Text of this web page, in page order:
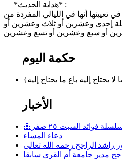
🔶 *هداية الحديث* :
تعيينها أنها في الليالي المفردة من
إحدى وعشرين أو ثلاث وعشرين أو
حكمة اليوم
الأخبار
دعاء المساء
راشد الراجح رحمه الله تعالى
مدير جامعة أم القرى سابقا